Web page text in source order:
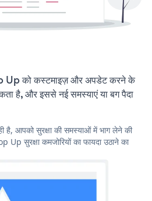
Up को कस्टमाइज़ और अपडेट करने के
है, और इससे नई समस्याएं या बग पैदा
आपको सुरक्षा की समस्याओं में भाग लेने की
Up सुरक्षा कमजोरियों का फायदा उठाने का